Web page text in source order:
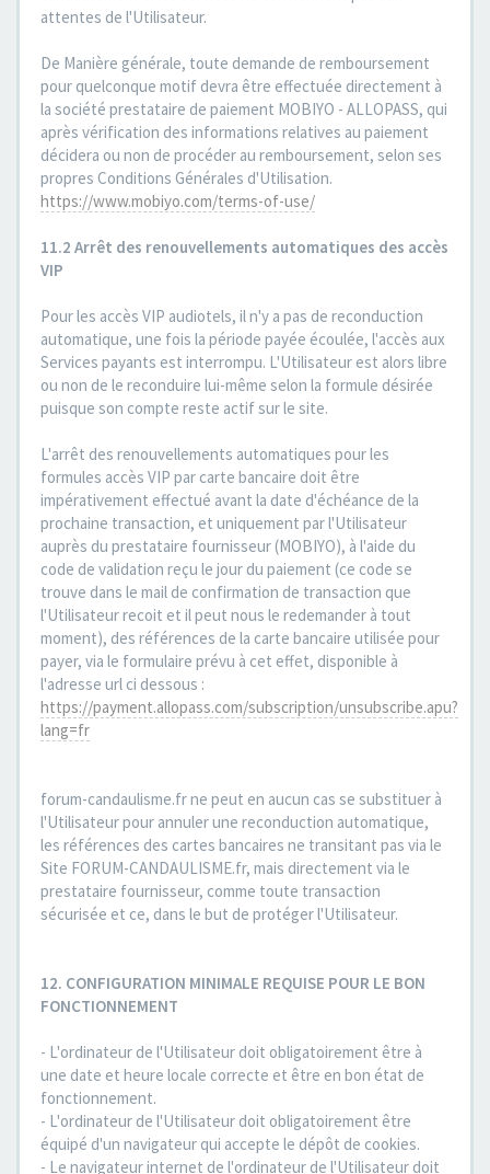
attentes de l'Utilisateur.
De Manière générale, toute demande de remboursement
pour quelconque motif devra être effectuée directement à
la société prestataire de paiement MOBIYO - ALLOPASS, qui
après vérification des informations relatives au paiement
décidera ou non de procéder au remboursement, selon ses
propres Conditions Générales d'Utilisation.
https://www.mobiyo.com/terms-of-use/
11.2 Arrêt des renouvellements automatiques des accès
VIP
Pour les accès VIP audiotels, il n'y a pas de reconduction
automatique, une fois la période payée écoulée, l'accès aux
Services payants est interrompu. L'Utilisateur est alors libre
ou non de le reconduire lui-même selon la formule désirée
puisque son compte reste actif sur le site.
L'arrêt des renouvellements automatiques pour les
formules accès VIP par carte bancaire doit être
impérativement effectué avant la date d'échéance de la
prochaine transaction, et uniquement par l'Utilisateur
auprès du prestataire fournisseur (MOBIYO), à l'aide du
code de validation reçu le jour du paiement (ce code se
trouve dans le mail de confirmation de transaction que
l'Utilisateur recoit et il peut nous le redemander à tout
moment), des références de la carte bancaire utilisée pour
payer, via le formulaire prévu à cet effet, disponible à
l'adresse url ci dessous :
https://payment.allopass.com/subscription/unsubscribe.apu?
lang=fr
forum-candaulisme.fr ne peut en aucun cas se substituer à
l'Utilisateur pour annuler une reconduction automatique,
les références des cartes bancaires ne transitant pas via le
Site FORUM-CANDAULISME.fr, mais directement via le
prestataire fournisseur, comme toute transaction
sécurisée et ce, dans le but de protéger l'Utilisateur.
12. CONFIGURATION MINIMALE REQUISE POUR LE BON
FONCTIONNEMENT
- L'ordinateur de l'Utilisateur doit obligatoirement être à
une date et heure locale correcte et être en bon état de
fonctionnement.
- L'ordinateur de l'Utilisateur doit obligatoirement être
équipé d'un navigateur qui accepte le dépôt de cookies.
- Le navigateur internet de l'ordinateur de l'Utilisateur doit